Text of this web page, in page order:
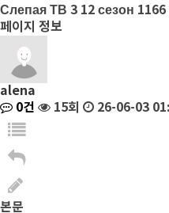
Слепая ТВ 3 12 сезон
페이지 정보
alena
0건
15회 26-06-03
본문